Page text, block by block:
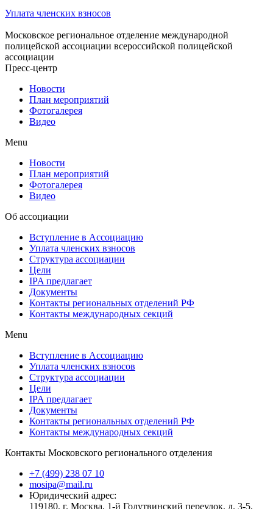
Уплата членских взносов
Московское региональное отделение международной
полицейской ассоциации всероссийской полицейской
ассоциации
Пресс-центр
Новости
План мероприятий
Фотогалерея
Видео
Menu
Новости
План мероприятий
Фотогалерея
Видео
Об ассоциации
Вступление в Ассоциацию
Уплата членских взносов
Структура ассоциации
Цели
IPA предлагает
Документы
Контакты региональных отделений РФ
Контакты международных секций
Menu
Вступление в Ассоциацию
Уплата членских взносов
Структура ассоциации
Цели
IPA предлагает
Документы
Контакты региональных отделений РФ
Контакты международных секций
Контакты Московского регионального отделения
+7 (499) 238 07 10
mosipa@mail.ru
Юридический адрес:
119180, г. Москва, 1-й Голутвинский переулок, д. 3-5,